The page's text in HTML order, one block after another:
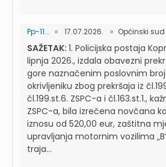
Pp-11... 17.07.2026. Općinski
SAŽETAK: 1. Policijska postaja
lipnja 2026., izdala obavezni
gore naznačenim poslovnim
okrivljeniku zbog prekršaja iz
čl.199.st.6. ZSPC-a i čl.163.st.1.,
ZSPC-a, bila izrečena novčana
iznosu od 520,00 eur, zaštitna
upravljanja motornim vozilima
traja...